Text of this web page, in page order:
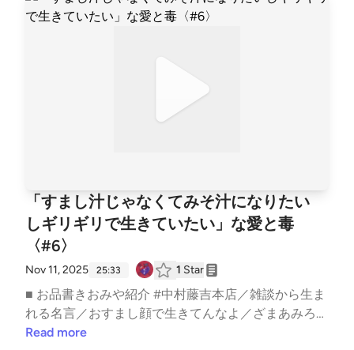
━━━━━━━━━━━━━━━━━━━ ▼ あなた
したらぜひこちらまでお寄せください。 ────────
──────── ▼ 公式HPhttps://aitodoku.com ▼ SNS
番組公式X: https://twitter.com/snack_aitodokuゆきマ
e番組公式: https://note.com/snack_ai_to_doku/ゆき
ママ: https://note.com/nara_deer18/収録後の裏話や
アフタートーク、ママの本音は番組公式noteにてひ
っそり公開中！ ハッシュタグ #あいどく #Imagistrea
m でお口直しのご感想もお待ちしております。
━━━━━━━━━━━━━━━━━━━━ ■ オー
4tw9TjpA&amp;pi=5Vz1DxHRS_iGx ───────────
───── ▼ あなたの「ちょっと聞いてよ」なお便りを
い。 ──────────────── ▼ 公式HPhttps://aitod
oku.com ▼ SNS番組公式X: https://twitter.com/snack
_aitodokuゆきママX: https://twitter.com/nara_deer18
ゆきママInstagram: https://www.instagram.com/nara
_deer18ゆきママTikTok: https://www.tiktok.com/@na
ra_deer18 ▼ note番組公式: https://note.com/snack_a
i_to_doku/ゆきママ: https://note.com/nara_deer18/収
録後の裏話やアフタートーク、ママの本音は番組公式
noteにてひっそり公開中！ ハッシュタグ #あいどく
「すまし汁じゃなくてみそ汁になりたい
しギリギリで生きていたい」な愛と毒
〈#6〉
Nov 11, 2025 25:33 1 Star
■ お品書きおみや紹介 #中村藤吉本店／雑談から生ま
れる名言／おすまし顔で生きてんなよ／ざまあみろっ
て思っちゃう自分も愛おしい／だからって調子のんな
Read more